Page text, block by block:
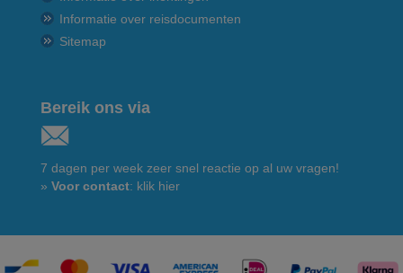
Informatie over reisdocumenten
Sitemap
Bereik ons via
7 dagen per week zeer snel reactie op al uw vragen!
» Voor contact: klik hier